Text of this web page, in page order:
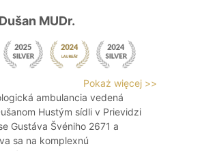
MUDr.
Pokaż więcej >>
ambulancia vedená
Hustým sídli v Prievidzi
Gustáva Švéniho 2671 a
sa na komplexnú